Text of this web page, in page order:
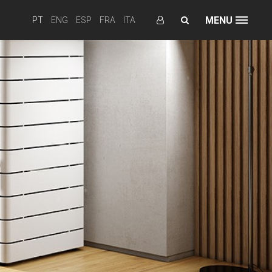
PT ENG ESP FRA ITA MENU